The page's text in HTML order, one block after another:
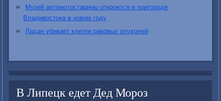
Музей автомотостарины откроется в пригороде
Владивостока в новом году
Ладан убивает клетки раковых опухолей
В Липецк едет Дед Мороз